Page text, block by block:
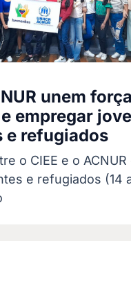
unem
empregar
e refugiados
o CIEE e o ACNUR
e refugiados (14